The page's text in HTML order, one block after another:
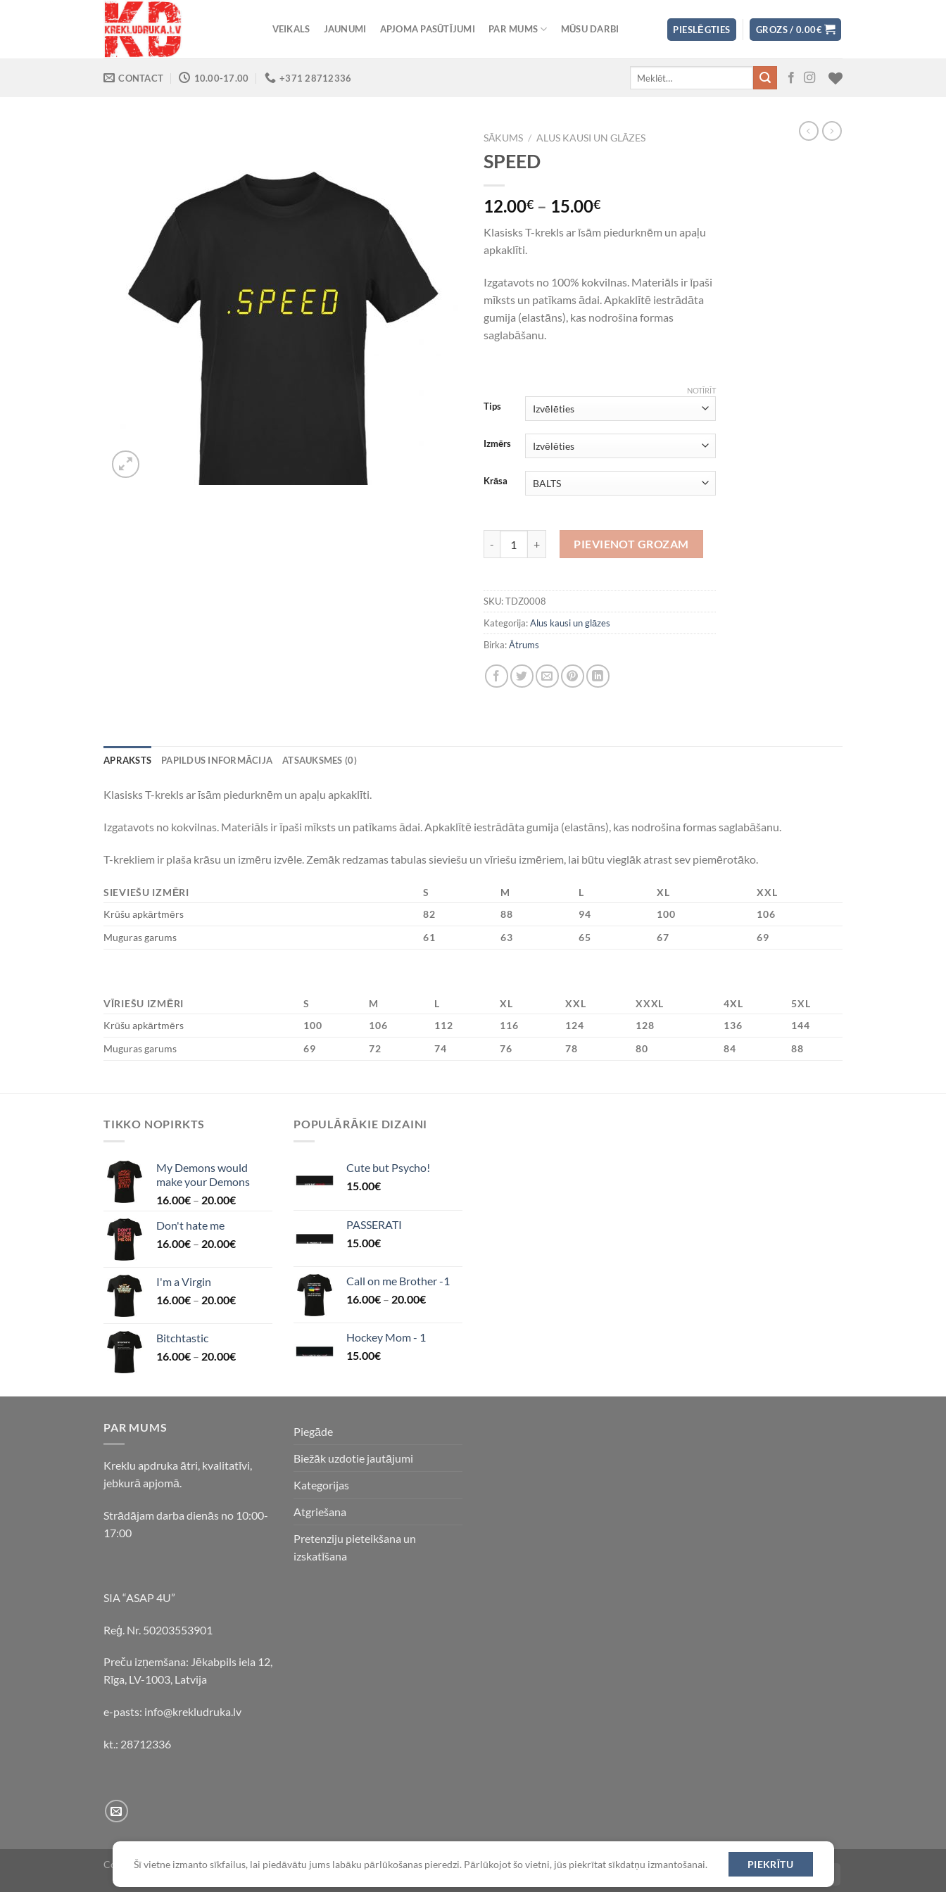
VEIKALS JAUNUMI APJOMA PASŪTĪJUMI PAR MUMS MŪSU DARBI PIESLĒGTIES GROZS /0.00€
CONTACT 10.00-17.00 +371 28712336
SĀKUMS / ALUS KAUSI UN GLĀZES
SPEED
12.00€ – 15.00€
Klasisks T-krekls ar īsām piedurknēm un apaļu
apkaklīti.
Izgatavots no 100% kokvilnas. Materiāls ir īpaši
mīksts un patīkams ādai. Apkaklītē iestrādāta
gumija (elastāns), kas nodrošina formas
saglabāšanu.
Tips
Izmērs
Krāsa
NOTĪRĪT
PIEVIENOT GROZAM
SKU:TDZ0008
Kategorija:Alus kausi un glāzes
Birka:Ātrums
APRAKSTS PAPILDUS INFORMĀCIJA ATSAUKSMES (0)
Klasisks T-krekls ar īsām piedurknēm un apaļu apkaklīti.
Izgatavots no kokvilnas. Materiāls ir īpaši mīksts un patīkams ādai. Apkaklītē iestrādāta gumija (elastāns), kas nodrošina formas saglabāšanu.
T-krekliem ir plaša krāsu un izmēru izvēle. Zemāk redzamas tabulas sieviešu un vīriešu izmēriem, lai būtu vieglāk atrast sev piemērotāko.
SIEVIEŠU IZMĒRI S M L XL
XXL
Krūšu apkārtmērs
82 88 94 100
106
Muguras garums
61 63 65 67 69
VĪRIEŠU IZMĒRI S M L XL XXL XXXL 4XL
5XL
Krūšu apkārtmērs
100 106 112 116 124 128 136
144
Muguras garums
69 72 74 76 78 80 84 88
TIKKO NOPIRKTS
My Demons would
make your Demons
16.00€ – 20.00€
Don't hate me
16.00€ – 20.00€
I'm a Virgin
16.00€ – 20.00€
Bitchtastic
16.00€ – 20.00€
POPULĀRĀKIE DIZAINI
Cute but Psycho!
15.00€
PASSERATI
15.00€
Call on me Brother -1
16.00€ – 20.00€
Hockey Mom - 1
15.00€
PAR MUMS
Kreklu apdruka ātri, kvalitatīvi,
jebkurā apjomā.
Strādājam darba dienās no 10:00-
17:00
SIA “ASAP 4U”
Reģ. Nr. 50203553901
Preču izņemšana: Jēkabpils iela 12,
Rīga, LV-1003, Latvija
e-pasts: info@krekludruka.lv
kt.: 28712336
Piegāde
Biežāk uzdotie jautājumi
Kategorijas
Atgriešana
Pretenziju pieteikšana un
izskatīšana
Copyright 2026 ©Flatsome Theme
Šī vietne izmanto sīkfailus, lai piedāvātu jums labāku pārlūkošanas pieredzi. Pārlūkojot šo vietni, jūs piekrītat sīkdatņu izmantošanai.